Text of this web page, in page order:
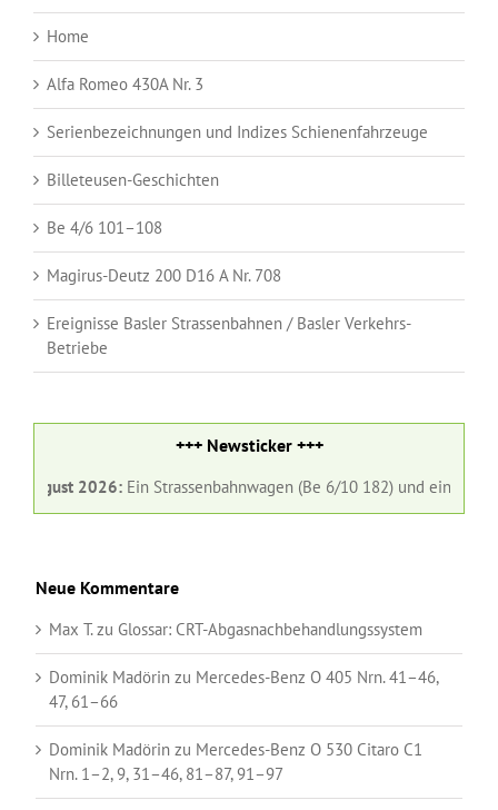
Home
Alfa Romeo 430A Nr. 3
Serienbezeichnungen und Indizes Schienenfahrzeuge
Billeteusen-Geschichten
Be 4/6 101–108
Magirus-Deutz 200 D16 A Nr. 708
Ereignisse Basler Strassenbahnen / Basler Verkehrs-
Betriebe
+++ Newsticker +++
2026:Ein Strassenbahnwagen (Be 6/10 182) und ein
Neue Kommentare
Max T.zu Glossar: CRT-Abgasnachbehandlungssystem
Dominik Madörin zu Mercedes-Benz O 405 Nrn. 41–46,
47, 61–66
Dominik Madörin zu Mercedes-Benz O 530 Citaro C1
Nrn. 1–2, 9, 31–46, 81–87, 91–97